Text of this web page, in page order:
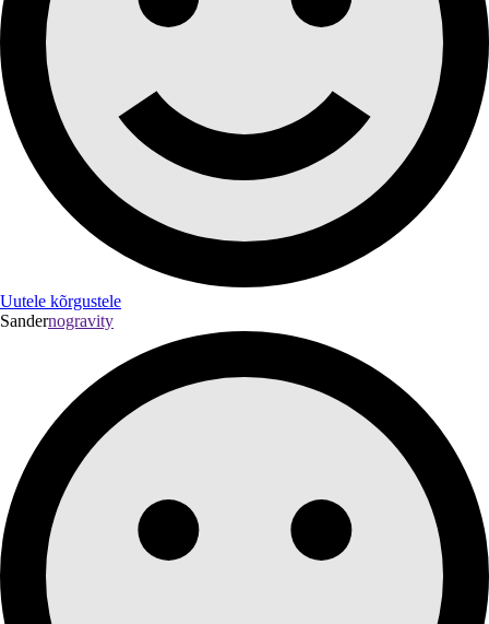
Uutele kõrgustele
Sandernogravity